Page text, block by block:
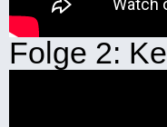
Folge 2: